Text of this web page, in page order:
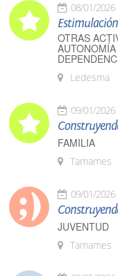
08/01/2026
OTRAS
Ledesma
09/01/2026
FAMILIA
Tamames
09/01/2026
JUVENTUD
Tamames